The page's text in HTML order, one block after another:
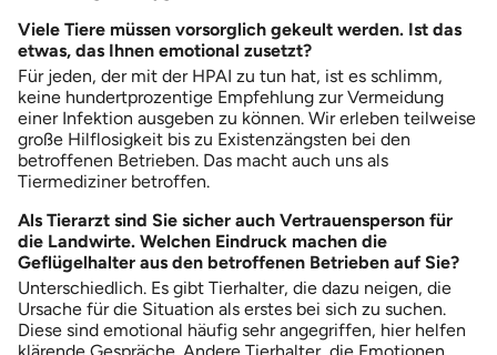
Viele Tiere müssen vorsorglich gekeult werden. Ist das
etwas, das Ihnen emotional zusetzt?
Für jeden, der mit der HPAI zu tun hat, ist es schlimm,
keine hundertprozentige Empfehlung zur Vermeidung
einer Infektion ausgeben zu können. Wir erleben teilweise
große Hilflosigkeit bis zu Existenzängsten bei den
betroffenen Betrieben. Das macht auch uns als
Tiermediziner betroffen.
Als Tierarzt sind Sie sicher auch Vertrauensperson für
die Landwirte. Welchen Eindruck machen die
Geflügelhalter aus den betroffenen Betrieben auf Sie?
Unterschiedlich. Es gibt Tierhalter, die dazu neigen, die
Ursache für die Situation als erstes bei sich zu suchen.
Diese sind emotional häufig sehr angegriffen, hier helfen